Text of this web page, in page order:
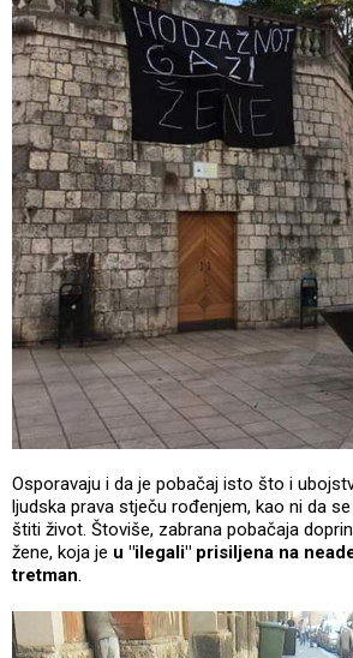
Osporavaju i da je pobačaj isto što i
ljudska prava stječu rođenjem, kao ni da
štiti život. Štoviše, zabrana pobačaja
žene, koja je u "ilegali" prisiljena na
tretman.